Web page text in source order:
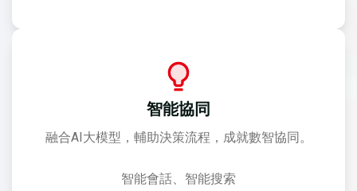
智能協同
融合AI大模型，輔助決策流程，成就數智協同。
智能會話、智能搜索